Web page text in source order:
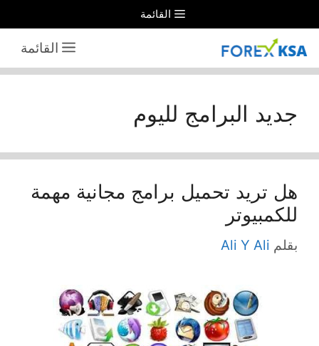
المحتوى
القائمة
القائمة
جديد البرامج لليوم
هل تريد تحميل برامج مجانية مهمة
للكمبيوتر
بقلم Ali Y Ali